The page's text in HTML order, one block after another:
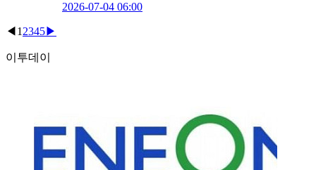
2026-07-04 06:00
◀ 1 2345▶
이투데이